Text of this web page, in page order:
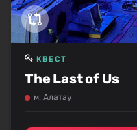
The Last of Us
КВЕСТ
м. Алатау